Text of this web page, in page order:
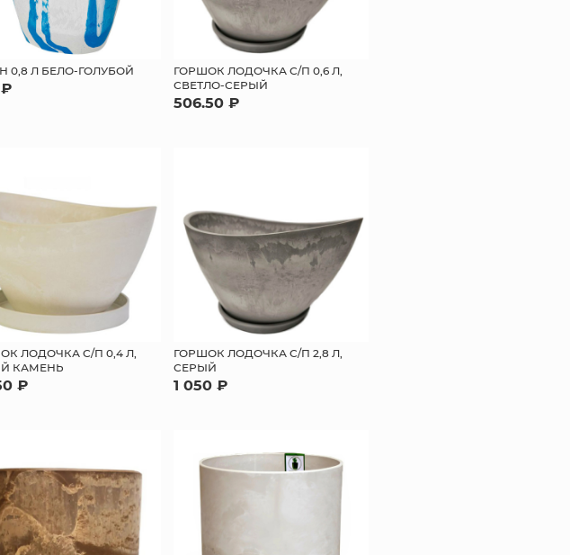
0,8 Л БЕЛО-ГОЛУБОЙ
ГОРШОК ЛОДОЧКА С/П 0,6 Л,
СВЕТЛО-СЕРЫЙ
506.50 ₽
ЛОДОЧКА С/П 0,4 Л,
КАМЕНЬ
₽
ГОРШОК ЛОДОЧКА С/П 2,8 Л,
СЕРЫЙ
1 050 ₽